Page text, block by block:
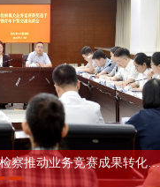
联络站听取群众意见建议
机关党委、机关纪委 成长为最强壮的枝条、最美的绿叶——汕头检察推动业务竞赛成果转化为履职本领
观学习教育专题党课
彰大会
开展调研 新时代检察宣传周丨市检察院举办“检爱四十载 携手向未来”检察开放日活动